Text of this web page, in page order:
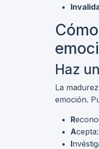
Haz
La
emoción.
R
A
I